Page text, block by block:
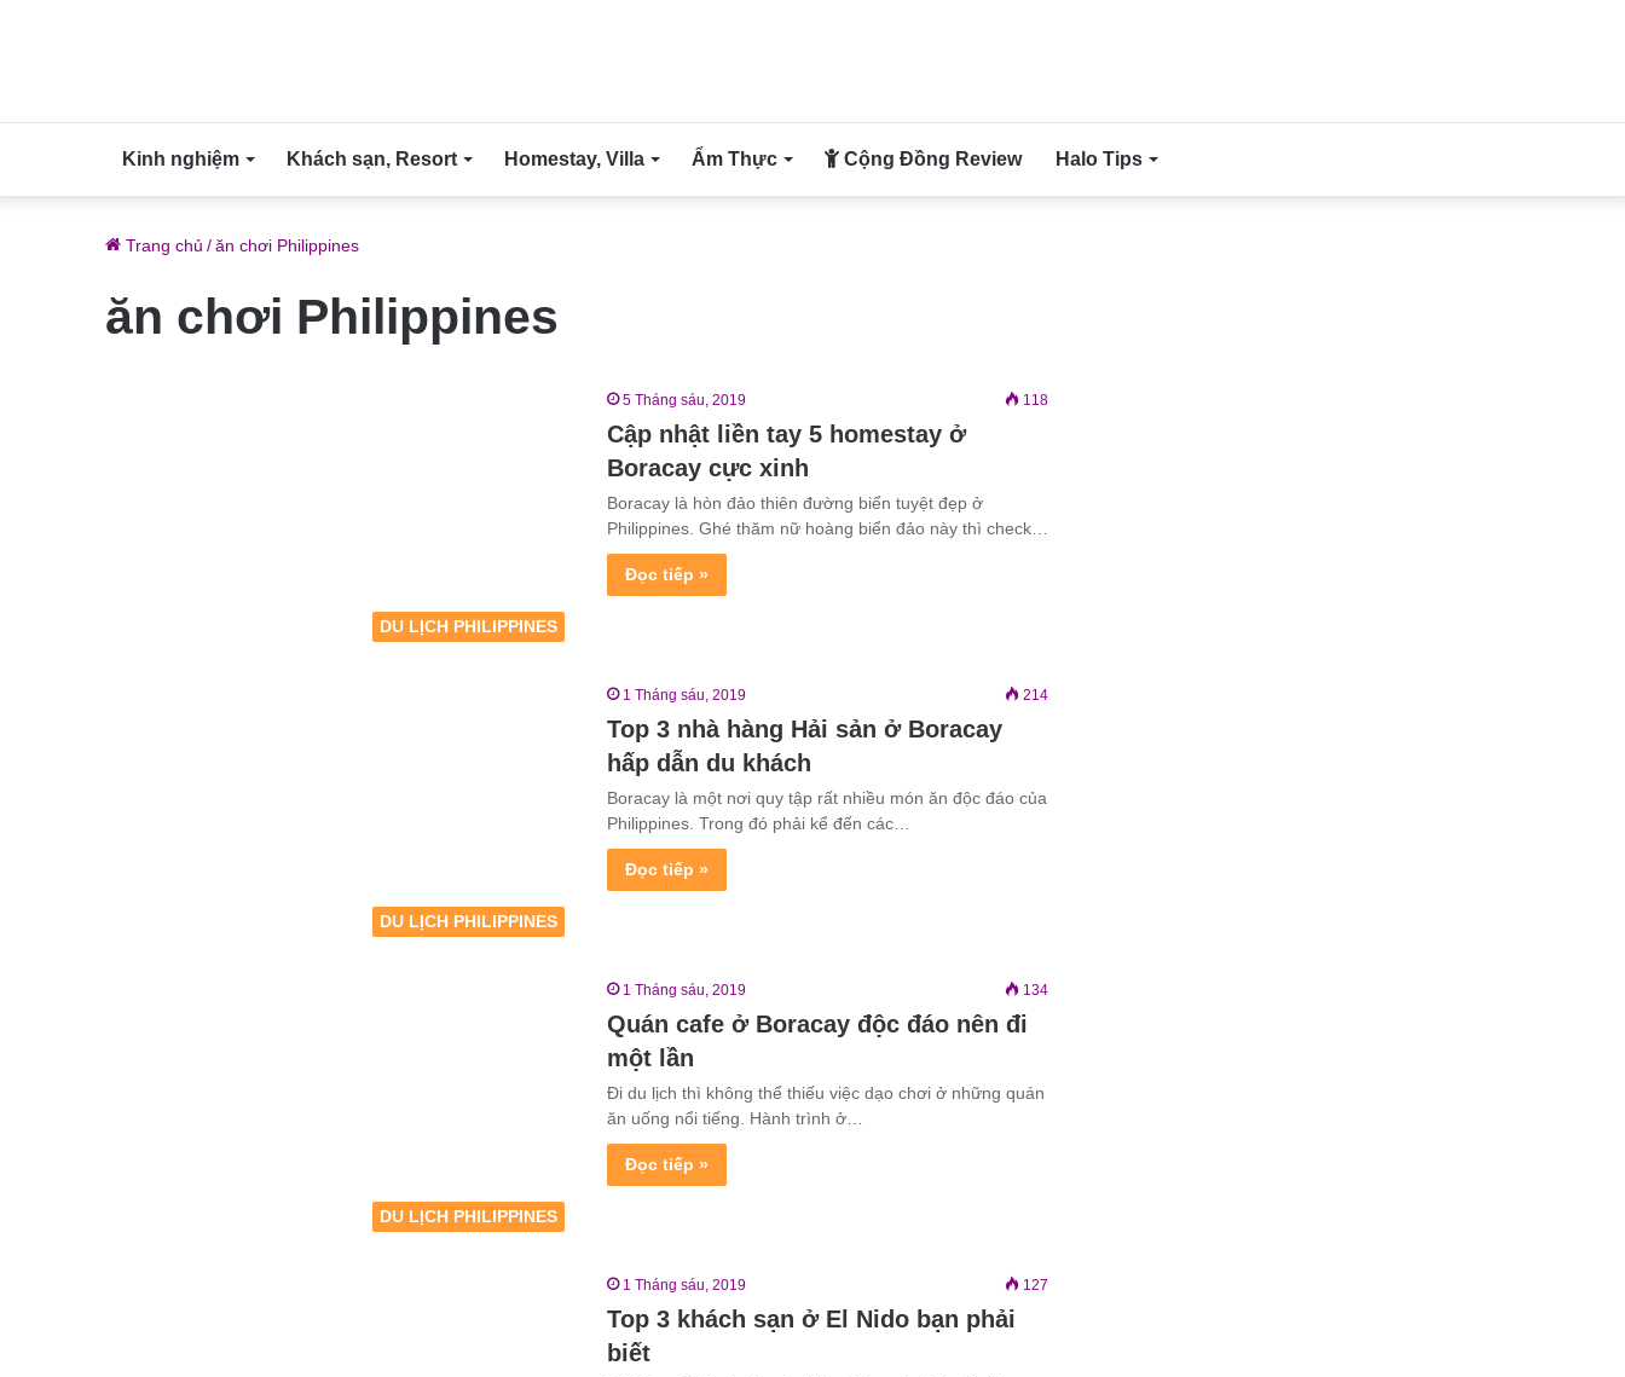
Kinh nghiệm Khách sạn, Resort Homestay, Villa Ẩm Thực Cộng Đồng Review Halo Tips
Trang chủ /ăn chơi Philippines
ăn chơi Philippines
DU LỊCH PHILIPPINES
5 Tháng sáu, 2019 118
Cập nhật liền tay 5 homestay ở
Boracay cực xinh
Boracay là hòn đảo thiên đường biển tuyệt đẹp ở
Philippines. Ghé thăm nữ hoàng biển đảo này thì check…
Đọc tiếp »
DU LỊCH PHILIPPINES
1 Tháng sáu, 2019 214
Top 3 nhà hàng Hải sản ở Boracay
hấp dẫn du khách
Boracay là một nơi quy tập rất nhiều món ăn độc đáo của
Philippines. Trong đó phải kể đến các…
Đọc tiếp »
DU LỊCH PHILIPPINES
1 Tháng sáu, 2019 134
Quán cafe ở Boracay độc đáo nên đi
một lần
Đi du lịch thì không thể thiếu việc dạo chơi ở những quán
ăn uống nổi tiếng. Hành trình ở…
Đọc tiếp »
1 Tháng sáu, 2019 127
Top 3 khách sạn ở El Nido bạn phải
biết